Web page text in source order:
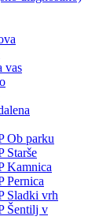
vas
Ob parku
Starše
Kamnica
Pernica
Sladki vrh
Šentilj v